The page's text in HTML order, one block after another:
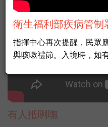
有人抵咧嘸
衛生福利部疾病管制
指揮中心再次提醒，民眾
與咳嗽禮節。入境時，如
員並配合防疫措施；及時